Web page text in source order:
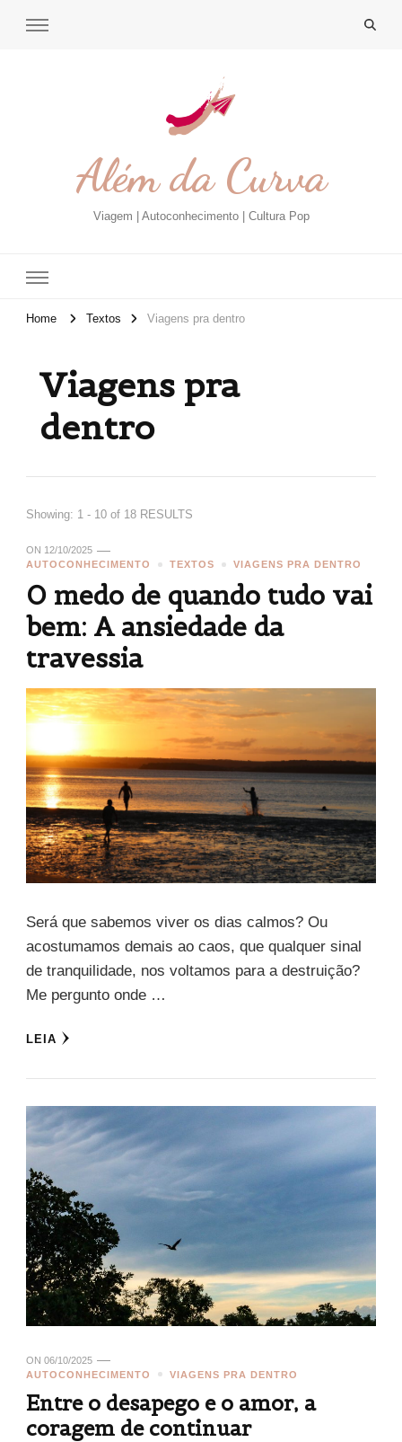
Além da Curva
Viagem | Autoconhecimento | Cultura Pop
Home Textos Viagens pra dentro
Viagens pra
dentro
Showing: 1 - 10 of 18 RESULTS
ON 12/10/2025
AUTOCONHECIMENTO
TEXTOS VIAGENS PRA DENTRO
O medo de quando tudo vai
bem: A ansiedade da
travessia
Será que sabemos viver os dias calmos? Ou
acostumamos demais ao caos, que qualquer sinal
de tranquilidade, nos voltamos para a destruição?
Me pergunto onde …
LEIA
ON 06/10/2025
AUTOCONHECIMENTO
VIAGENS PRA DENTRO
Entre o desapego e o amor, a
coragem de continuar